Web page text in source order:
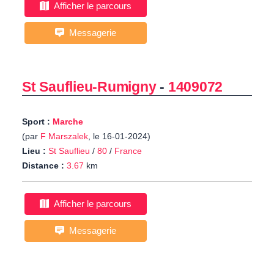
Afficher le parcours
Messagerie
St Sauflieu-Rumigny- 1409072
Sport : Marche
(par F Marszalek, le 16-01-2024)
Lieu : St Sauflieu / 80 / France
Distance : 3.67 km
Afficher le parcours
Messagerie